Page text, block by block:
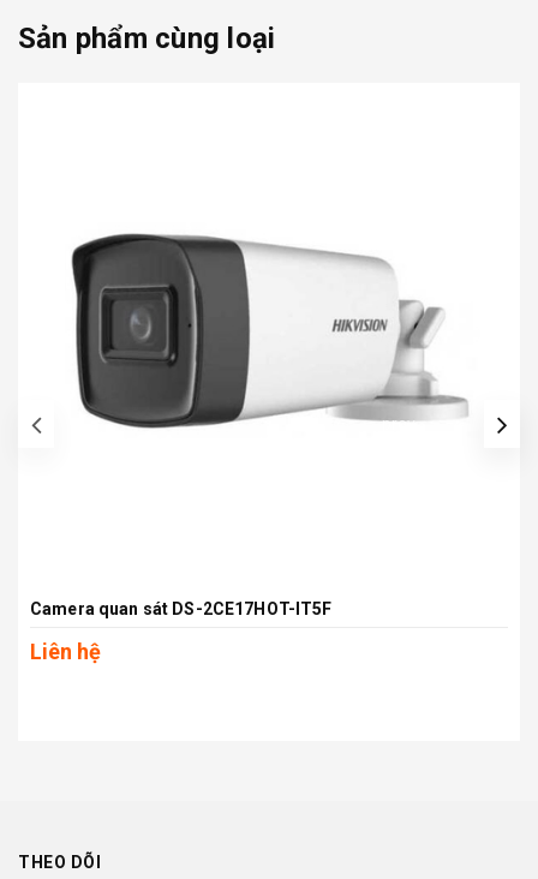
Sản phẩm cùng loại
Camera quan sát DS-2CE17HOT-IT5F
Liên hệ
prev
THEO DÕI